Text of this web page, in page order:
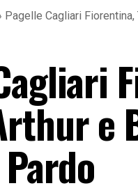
Pagelle Cagliari
e